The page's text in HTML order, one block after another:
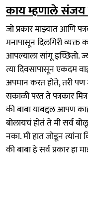
काय म्हणाले संजय
​जो प्रकार माझ्यात आणि
मनापासून दिलगिरी व्यक्त
आपल्याला सांगू इच्छितो.
त्या दिवसापासून एकदम
अपमान करत होते, तरी
सकाळी परत ते पत्रकार
की बाबा याबद्दल आपण
बोलायचं होतं ते मी सर्व
नका. मी हात जोडून
की बाबा हे सर्व प्रकार हा